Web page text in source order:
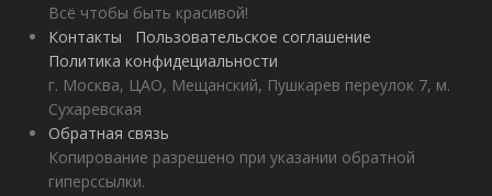
Всё чтобы быть красивой!
Контакты
Пользовательское соглашение
Политика конфидециальности
г. Москва, ЦАО, Мещанский, Пушкарев переулок 7, м.
Сухаревская
Обратная связь
Копирование разрешено при указании обратной
гиперссылки.